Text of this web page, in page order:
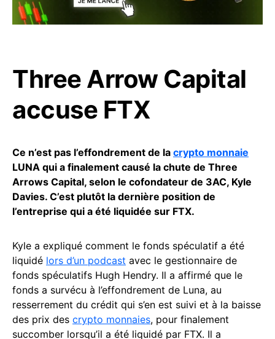
Three Arrow Capital
accuse FTX
Ce n’est pas l’effondrement de la crypto monnaie
LUNA qui a finalement causé la chute de Three
Arrows Capital, selon le cofondateur de 3AC, Kyle
Davies. C’est plutôt la dernière position de
l’entreprise qui a été liquidée sur FTX.
Kyle a expliqué comment le fonds spéculatif a été
liquidé lors d’un podcast avec le gestionnaire de
fonds spéculatifs Hugh Hendry. Il a affirmé que le
fonds a survécu à l’effondrement de Luna, au
resserrement du crédit qui s’en est suivi et à la baisse
des prix des crypto monnaies, pour finalement
succomber lorsqu’il a été liquidé par FTX. Il a